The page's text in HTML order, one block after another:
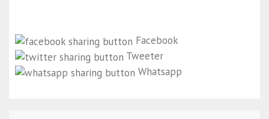
Facebook
Tweeter
Whatsapp